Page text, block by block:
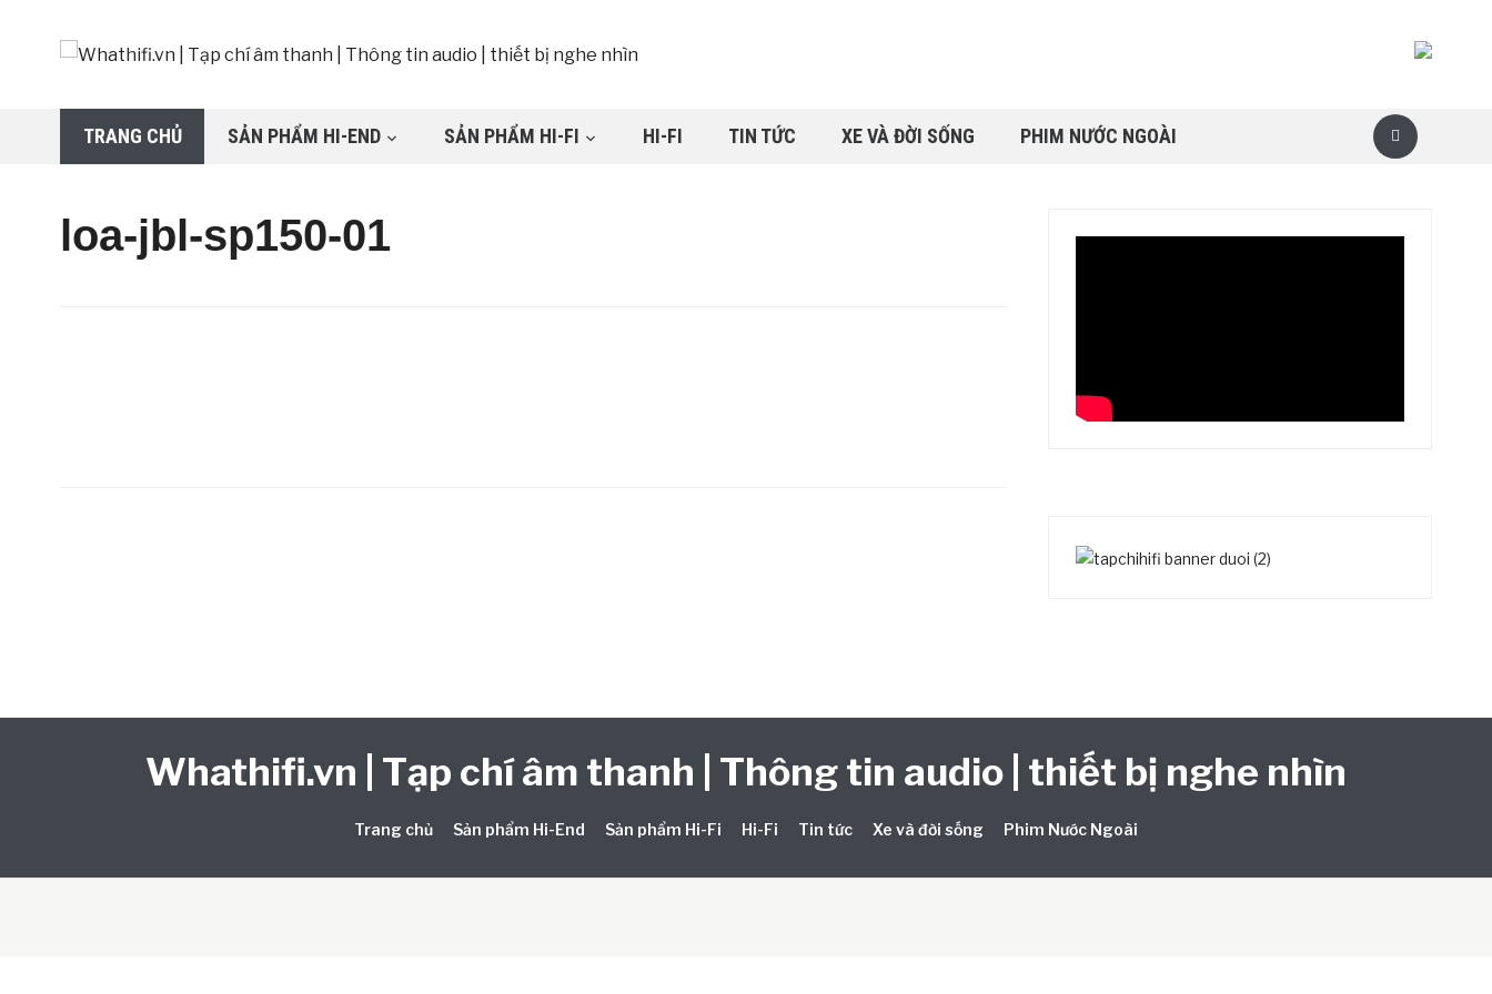
TRANG CHỦ SẢN PHẨM HI-END SẢN PHẨM HI-FI HI-FI TIN TỨC XE VÀ ĐỜI SỐNG PHIM NƯỚC NGOÀI
loa-jbl-sp150-01
Whathifi.vn | Tạp chí âm thanh | Thông tin audio | thiết bị nghe nhìn
Trang chủ Sản phẩm Hi-End Sản phẩm Hi-Fi Hi-Fi Tin tức Xe và đời sống Phim Nước Ngoài